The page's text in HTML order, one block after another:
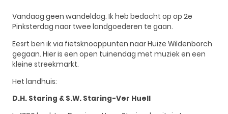
Vandaag geen wandeldag. Ik heb bedacht op op 2e
Pinksterdag naar twee landgoederen te gaan.
Eesrt ben ik via fietsknooppunten naar Huize Wildenborch
gegaan. Hier is een open tuinendag met muziek en een
kleine streekmarkt.
Het landhuis:
D.H. Staring & S.W. Staring-Ver Huell